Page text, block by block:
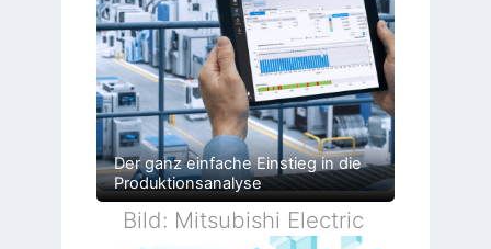
Der ganz einfache Einstieg in die
Produktionsanalyse
Bild: Mitsubishi Electric